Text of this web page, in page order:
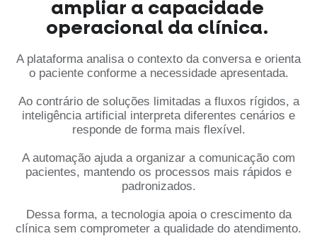
ampliar a capacidade
operacional da clínica.
A plataforma analisa o contexto da conversa e orienta
o paciente conforme a necessidade apresentada.
Ao contrário de soluções limitadas a fluxos rígidos, a
inteligência artificial interpreta diferentes cenários e
responde de forma mais flexível.
A automação ajuda a organizar a comunicação com
pacientes, mantendo os processos mais rápidos e
padronizados.
Dessa forma, a tecnologia apoia o crescimento da
clínica sem comprometer a qualidade do atendimento.